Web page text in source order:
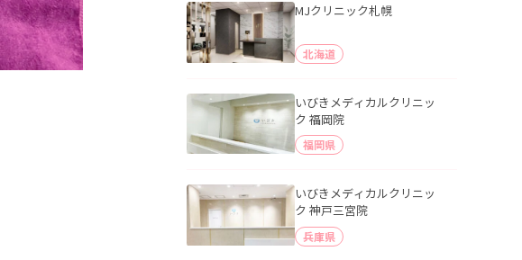
MJクリニック札幌
北海道
いびきメディカルクリニッ
ク 福岡院
福岡県
いびきメディカルクリニッ
ク 神戸三宮院
兵庫県